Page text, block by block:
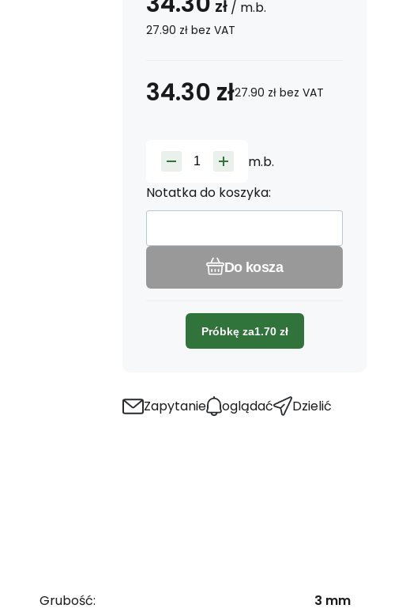
zł / m.b.
27.90 zł bez VAT
34.30 zł27.90 zł bez VAT
m.b.
Notatka do koszyka:
Do kosza
Próbkę za1.70 zł
Zapytanie oglądać Dzielić
Grubość: 3 mm